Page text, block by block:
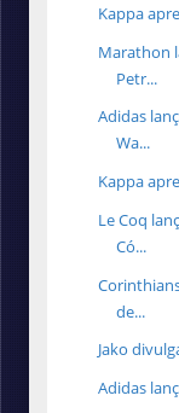
Kappa
Marathon
Petr...
Adidas
Wa...
Kappa
Le Coq
Có...
de...
Jako
Adidas